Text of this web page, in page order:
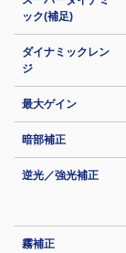
ック(補足)
ダイナミックレン
ジ
最大ゲイン
暗部補正
逆光／強光補正
霧補正